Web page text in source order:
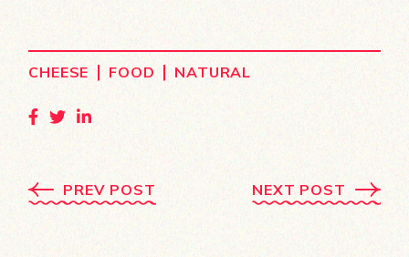
CHEESE | FOOD | NATURAL
PREV POST NEXT POST